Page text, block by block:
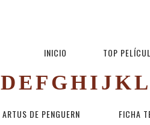
INICIO TOP
DEFGHIJKL
ARTUS DE PENGUERN FICHA